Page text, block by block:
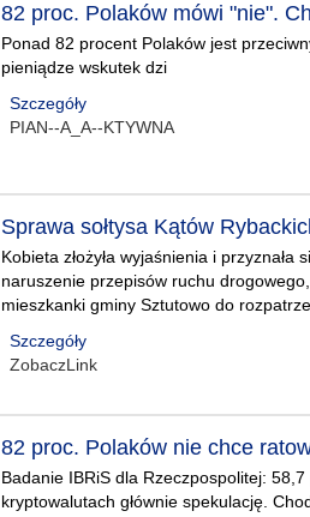
82 proc. Polaków mówi "nie".
Ponad 82 procent Polaków jest
pieniądze wskutek dzi
Szczegóły
PIAN--A_A--KTYWNA
Sprawa sołtysa Kątów
Kobieta złożyła wyjaśnienia i
naruszenie przepisów ruchu
mieszkanki gminy Sztutowo do
Szczegóły
ZobaczLink
82 proc. Polaków nie chce
Badanie IBRiS dla Rzeczpospolitej:
kryptowalutach głównie spekulację.